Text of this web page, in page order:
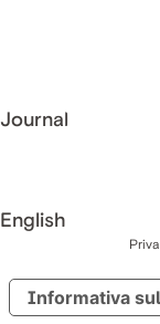
Journal
English
Informativa